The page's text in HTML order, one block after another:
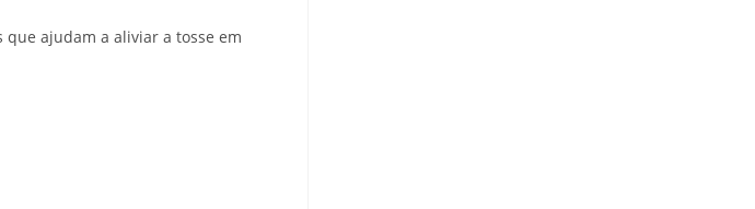
ajudam a aliviar a tosse em